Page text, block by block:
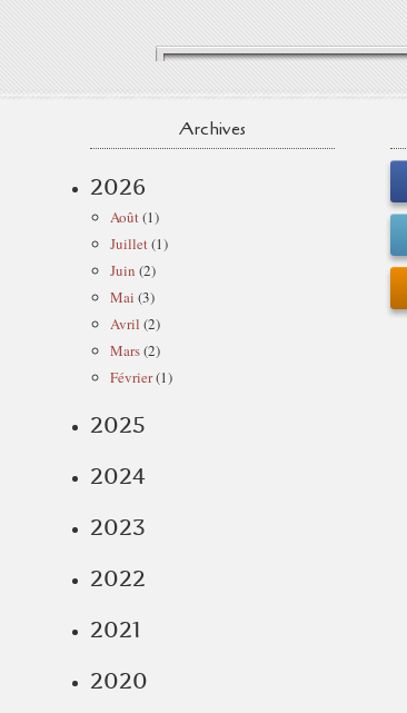
Archives
2026
Août(1)
Juillet(1)
Juin (2)
Mai (3)
Avril (2)
Mars(2)
Février(1)
2025
2024
2023
2022
2021
2020